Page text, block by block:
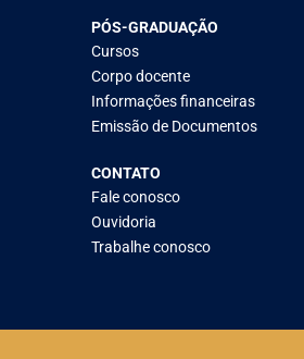
PÓS-GRADUAÇÃO
Cursos
Corpo docente
Informações financeiras
Emissão de Documentos
CONTATO
Fale conosco
Ouvidoria
Trabalhe conosco